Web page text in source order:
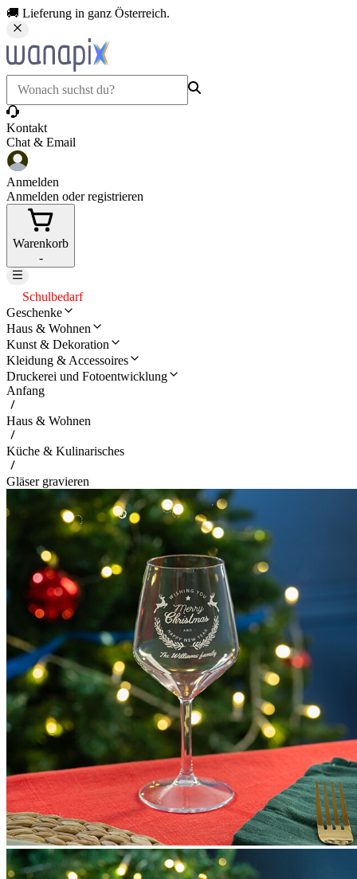
🚚 Lieferung in ganz Österreich.
Kontakt
Chat & Email
Anmelden
Anmelden oder registrieren
Warenkorb
-
Schulbedarf
Geschenke
Haus & Wohnen
Kunst & Dekoration
Kleidung & Accessoires
Druckerei und Fotoentwicklung
Anfang
Haus & Wohnen
Küche & Kulinarisches
Gläser gravieren